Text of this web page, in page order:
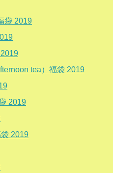
袋 2019
tea）福袋 2019
2019
2019